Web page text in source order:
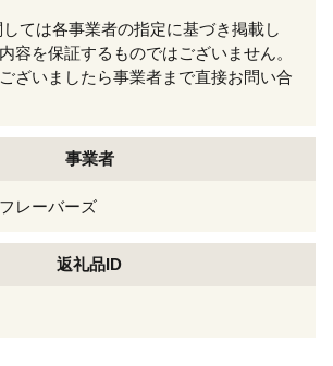
ては各事業者の指定に基づき掲載し
容を保証するものではございません。
ざいましたら事業者まで直接お問い合
事業者
レーバーズ
返礼品ID